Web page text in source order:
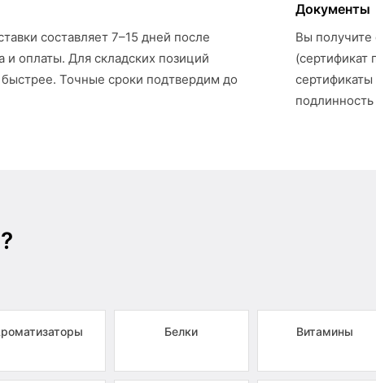
составляет 7–15 дней после
и оплаты. Для складских позиций
Точные сроки подтвердим до
Документы
Вы получите
(сертификат
Белки Витамины